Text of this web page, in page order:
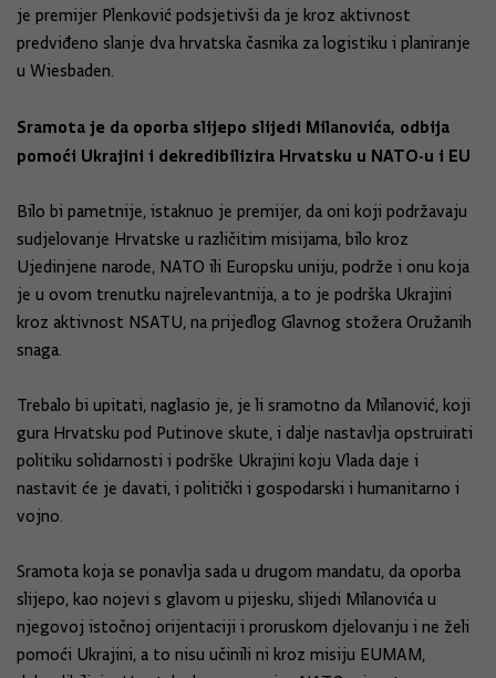
je premijer Plenković podsjetivši da je kroz aktivnost
predviđeno slanje dva hrvatska časnika za logistiku i planiranje
u Wiesbaden.
Sramota je da oporba slijepo slijedi Milanovića, odbija
pomoći Ukrajini i dekredibilizira Hrvatsku u NATO-u i EU
Bilo bi pametnije, istaknuo je premijer, da oni koji podržavaju
sudjelovanje Hrvatske u različitim misijama, bilo kroz
Ujedinjene narode, NATO ili Europsku uniju, podrže i onu koja
je u ovom trenutku najrelevantnija, a to je podrška Ukrajini
kroz aktivnost NSATU, na prijedlog Glavnog stožera Oružanih
snaga.
Trebalo bi upitati, naglasio je, je li sramotno da Milanović, koji
gura Hrvatsku pod Putinove skute, i dalje nastavlja opstruirati
politiku solidarnosti i podrške Ukrajini koju Vlada daje i
nastavit će je davati, i politički i gospodarski i humanitarno i
vojno.
Sramota koja se ponavlja sada u drugom mandatu, da oporba
slijepo, kao nojevi s glavom u pijesku, slijedi Milanovića u
njegovoj istočnoj orijentaciji i proruskom djelovanju i ne želi
pomoći Ukrajini, a to nisu učinili ni kroz misiju EUMAM,